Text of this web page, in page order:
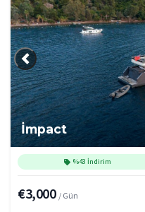
Önceki
İmpact
%43 İndirim
€3,000 / Gün